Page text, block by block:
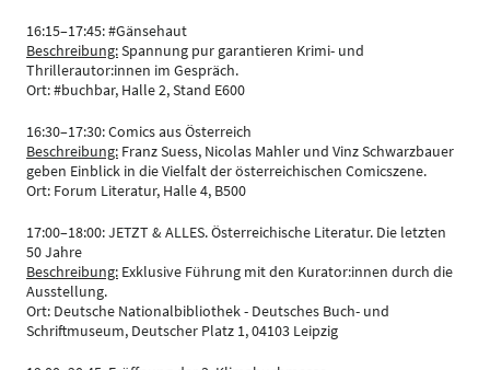
16:15–17:45: #Gänsehaut
Beschreibung:Spannung pur garantieren Krimi- und
Thrillerautor:innen im Gespräch.
Ort: #buchbar, Halle 2, Stand E600
16:30–17:30: Comics aus Österreich
Beschreibung: Franz Suess, Nicolas Mahler und Vinz Schwarzbauer
geben Einblick in die Vielfalt der österreichischen Comicszene.
Ort: Forum Literatur, Halle 4, B500
17:00–18:00: JETZT & ALLES. Österreichische Literatur. Die letzten
50 Jahre
Beschreibung: Exklusive Führung mit den Kurator:innen durch die
Ausstellung.
Ort: Deutsche Nationalbibliothek - Deutsches Buch- und
Schriftmuseum, Deutscher Platz 1, 04103 Leipzig